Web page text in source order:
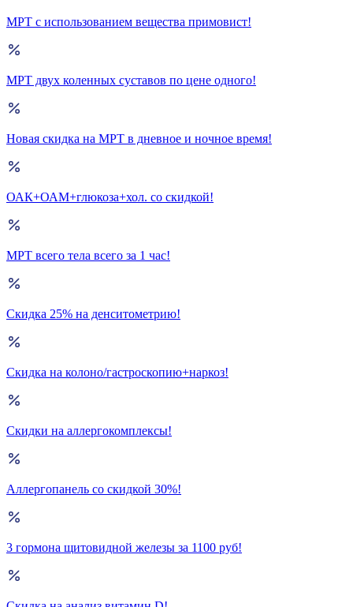
МРТ с использованием вещества примовист!
МРТ двух коленных суставов по цене одного!
Новая скидка на МРТ в дневное и ночное время!
ОАК+ОАМ+глюкоза+хол. со скидкой!
МРТ всего тела всего за 1 час!
Скидка 25% на денситометрию!
Скидка на колоно/гастроскопию+наркоз!
Скидки на аллергокомплексы!
Аллергопанель со скидкой 30%!
3 гормона щитовидной железы за 1100 руб!